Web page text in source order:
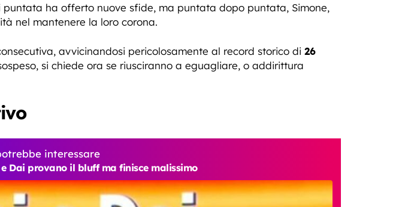
ha offerto nuove sfide, ma puntata dopo puntata, Simone,
nel mantenere la loro corona.
avvicinandosi pericolosamente al record storico di 26
si chiede ora se riusciranno a eguagliare, o addirittura
interessare
Dai provano il bluff ma finisce malissimo